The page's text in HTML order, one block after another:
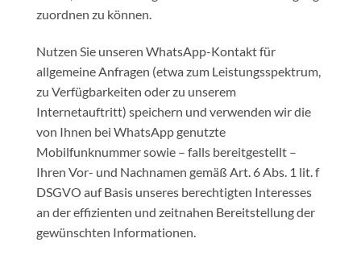
zuordnen zu können.
Nutzen Sie unseren WhatsApp-Kontakt für
allgemeine Anfragen (etwa zum Leistungsspektrum,
zu Verfügbarkeiten oder zu unserem
Internetauftritt) speichern und verwenden wir die
von Ihnen bei WhatsApp genutzte
Mobilfunknummer sowie – falls bereitgestellt –
Ihren Vor- und Nachnamen gemäß Art. 6 Abs. 1 lit. f
DSGVO auf Basis unseres berechtigten Interesses
an der effizienten und zeitnahen Bereitstellung der
gewünschten Informationen.